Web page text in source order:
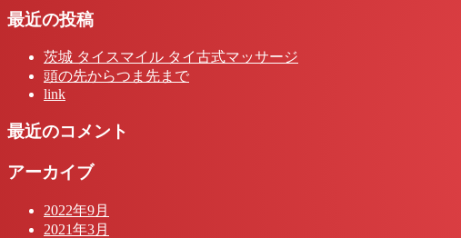
最近の投稿
茨城 タイスマイル タイ古式マッサージ
頭の先からつま先まで
link
最近のコメント
アーカイブ
2022年9月
2021年3月